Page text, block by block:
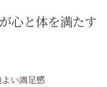
心と体を満たす
い満足感